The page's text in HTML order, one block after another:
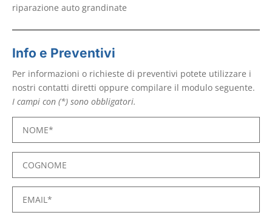
riparazione auto grandinate
Info e Preventivi
Per informazioni o richieste di preventivi potete utilizzare i
nostri contatti diretti oppure compilare il modulo seguente.
I campi con (*) sono obbligatori.